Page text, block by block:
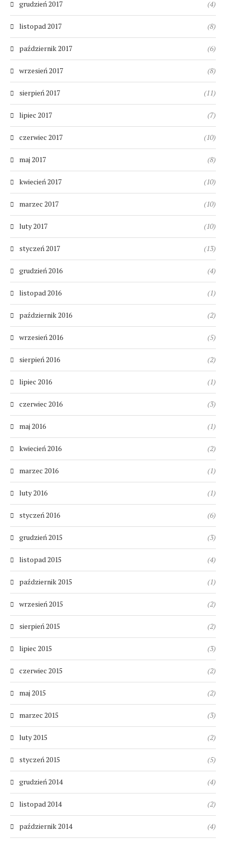
grudzień 2017 (4)
listopad 2017 (8)
październik 2017 (6)
wrzesień 2017 (8)
sierpień 2017 (11)
lipiec 2017 (7)
czerwiec 2017 (10)
maj 2017 (8)
kwiecień 2017 (10)
marzec 2017 (10)
luty 2017 (10)
styczeń 2017 (13)
grudzień 2016 (4)
listopad 2016 (1)
październik 2016 (2)
wrzesień 2016 (5)
sierpień 2016 (2)
lipiec 2016 (1)
czerwiec 2016 (3)
maj 2016 (1)
kwiecień 2016 (2)
marzec 2016 (1)
luty 2016 (1)
styczeń 2016 (6)
grudzień 2015 (3)
listopad 2015 (4)
październik 2015 (1)
wrzesień 2015 (2)
sierpień 2015 (2)
lipiec 2015 (3)
czerwiec 2015 (2)
maj 2015 (2)
marzec 2015 (3)
luty 2015 (2)
styczeń 2015 (5)
grudzień 2014 (4)
listopad 2014 (2)
październik 2014 (4)